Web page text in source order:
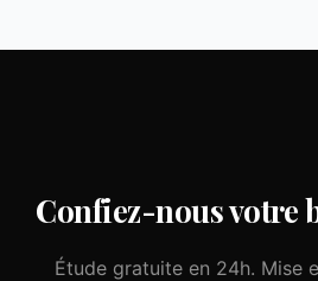
Confiez-nous votre
Étude gratuite en 24h. Mise